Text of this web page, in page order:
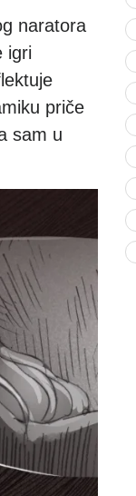
naratora
igri
priče
sam u